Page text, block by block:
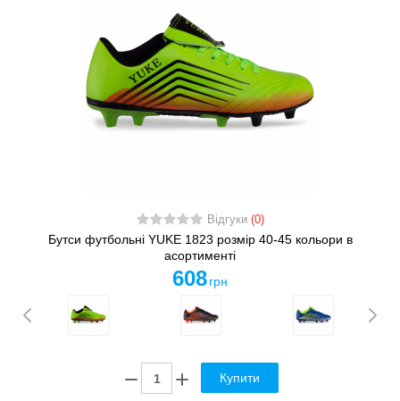
Відгуки (0)
Бутси футбольні YUKE 1823 розмір 40-45 кольори в
асортименті
608 грн
Купити